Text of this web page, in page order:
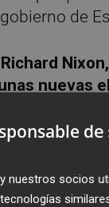
de
nuevas
tipos de
subió los
y con
de los
evitar
de
nuestros socios